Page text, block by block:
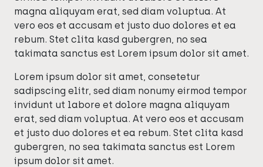
magna aliquyam erat, sed diam voluptua. At
vero eos et accusam et justo duo dolores et ea
rebum. Stet clita kasd gubergren, no sea
takimata sanctus est Lorem ipsum dolor sit amet.
Lorem ipsum dolor sit amet, consetetur
sadipscing elitr, sed diam nonumy eirmod tempor
invidunt ut labore et dolore magna aliquyam
erat, sed diam voluptua. At vero eos et accusam
et justo duo dolores et ea rebum. Stet clita kasd
gubergren, no sea takimata sanctus est Lorem
ipsum dolor sit amet.